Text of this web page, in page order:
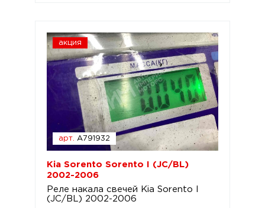
акция
арт. A791932
Kia Sorento Sorento I (JC/BL)
2002-2006
Реле накала свечей Kia Sorento I
(JC/BL) 2002-2006